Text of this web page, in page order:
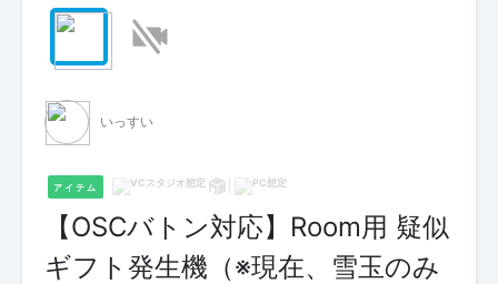
いっすい
アイテム
【OSCバトン対応】Room用 疑似
ギフト発生機（※現在、雪玉のみ